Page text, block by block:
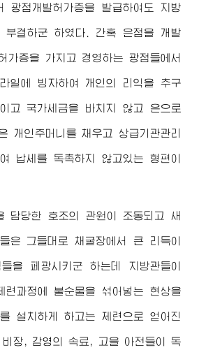
광점개발허가증을 발급하여도 지방
부결하군 하였다. 간혹 은점을 개발
가증을 가지고 경영하는 광점들에서
일에 빙자하여 개인의 리익을 추구
고 국가세금을 바치지 않고 은으로
개인주머니를 채우고 상급기관관리
납세를 독촉하지 않고있는 형편이
담당한 호조의 관원이 조동되고 새
은 그들대로 채굴장에서 큰 리득이
을 페광시키군 하는데 지방관들이
과정에 불순물을 섞어넣는 현상을
설치하게 하고는 제련으로 얻어진
장, 감영의 속료, 고을 아전들이 독